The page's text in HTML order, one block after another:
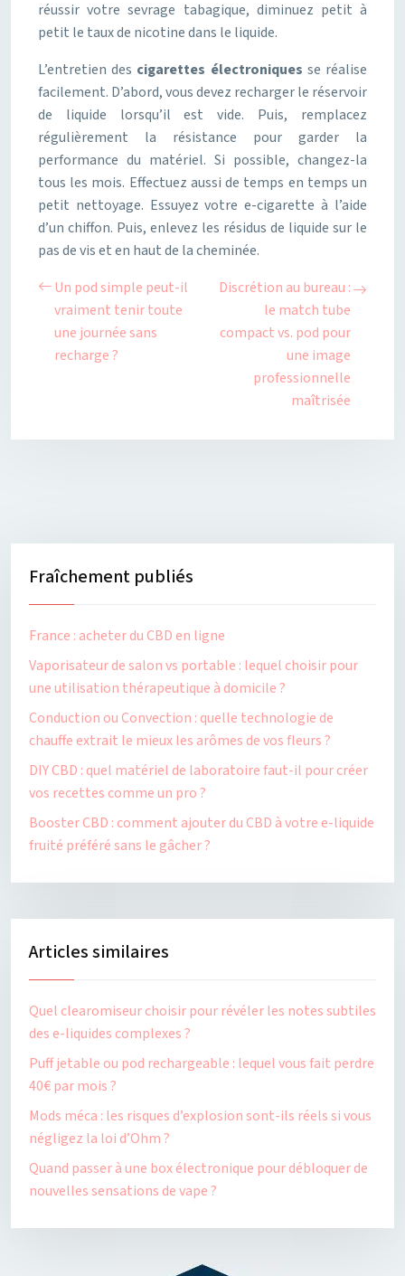
réussir votre sevrage tabagique, diminuez petit à
petit le taux de nicotine dans le liquide.
L’entretien des cigarettes électroniques se réalise
facilement. D’abord, vous devez recharger le réservoir
de liquide lorsqu’il est vide. Puis, remplacez
régulièrement la résistance pour garder la
performance du matériel. Si possible, changez-la
tous les mois. Effectuez aussi de temps en temps un
petit nettoyage. Essuyez votre e-cigarette à l’aide
d’un chiffon. Puis, enlevez les résidus de liquide sur le
pas de vis et en haut de la cheminée.
Un pod simple peut-il
vraiment tenir toute
une journée sans
recharge ?
Discrétion au bureau :
le match tube
compact vs. pod pour
une image
professionnelle
maîtrisée
Fraîchement publiés
France : acheter du CBD en ligne
Vaporisateur de salon vs portable : lequel choisir pour
une utilisation thérapeutique à domicile ?
Conduction ou Convection : quelle technologie de
chauffe extrait le mieux les arômes de vos fleurs ?
DIY CBD : quel matériel de laboratoire faut-il pour créer
vos recettes comme un pro ?
Booster CBD : comment ajouter du CBD à votre e-liquide
fruité préféré sans le gâcher ?
Articles similaires
Quel clearomiseur choisir pour révéler les notes subtiles
des e-liquides complexes ?
Puff jetable ou pod rechargeable : lequel vous fait perdre
40€ par mois ?
Mods méca : les risques d’explosion sont-ils réels si vous
négligez la loi d’Ohm ?
Quand passer à une box électronique pour débloquer de
nouvelles sensations de vape ?